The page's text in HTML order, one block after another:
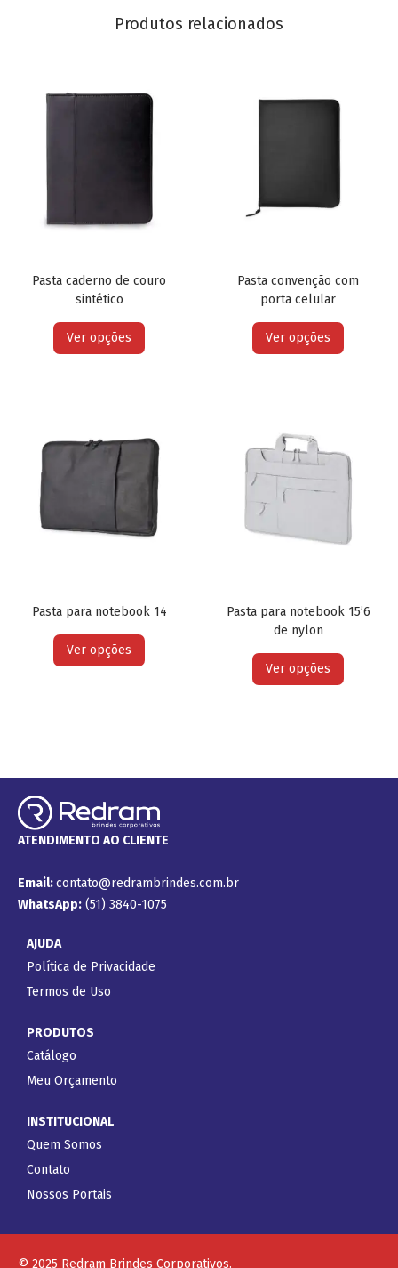
Produtos relacionados
Pasta caderno de couro
sintético
Ver opções
Pasta convenção com
porta celular
Ver opções
Pasta para notebook 14
Ver opções
Pasta para notebook 15’6
de nylon
Ver opções
ATENDIMENTO AO CLIENTE
Email:contato@redrambrindes.com.br
WhatsApp: (51) 3840-1075
AJUDA
Política de Privacidade
Termos de Uso
PRODUTOS
Catálogo
Meu Orçamento
INSTITUCIONAL
Quem Somos
Contato
Nossos Portais
© 2025 Redram Brindes Corporativos.